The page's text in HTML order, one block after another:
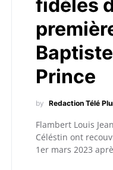
fidèles
Prince
by Redaction Télé
Flambert Louis
Céléstin ont
1er mars 2023